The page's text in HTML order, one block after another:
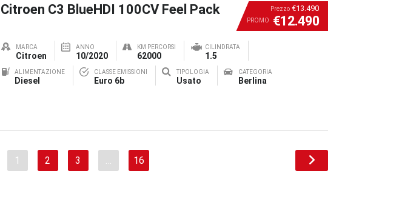
Prezzo €13.490
PROMO €12.490
Citroen C3 BlueHDI 100CV Feel Pack
MARCA
Citroen
ANNO
10/2020
KM PERCORSI
62000
CILINDRATA
1.5
ALIMENTAZIONE
Diesel
CLASSE EMISSIONI
Euro 6b
TIPOLOGIA
Usato
CATEGORIA
Berlina
1 2 3 16